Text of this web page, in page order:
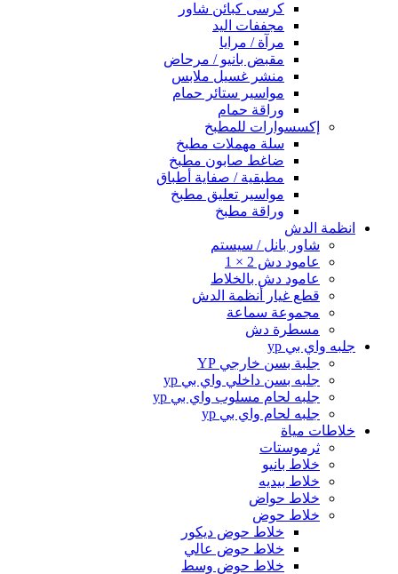
كرسى كبائن شاور
مجففات اليد
مرآة / مرايا
مقبض بانيو / مرحاض
منشر غسيل ملابس
مواسير ستائر حمام
وراقة حمام
إكسسوارات للمطبخ
سلة مهملات مطبخ
ضاغط صابون مطبخ
مطبقية / صفاية أطباق
مواسير تعليق مطبخ
وراقة مطبخ
انظمة الدش
شاور بانل / سيستم
عامود دش 2 × 1
عامود دش بالخلاط
قطع غيار أنظمة الدش
مجموعة سماعة
مسطرة دش
جلبه واي بي yp
جلبة بسن خارجي YP
جلبه بسن داخلي واي بي yp
جلبه لحام مسلوب واي بي yp
جلبه لحام واي بي yp
خلاطات مياة
ثرموستات
خلاط بانيو
خلاط بيديه
خلاط حواض
خلاط حوض
خلاط حوض ديكور
خلاط حوض عالي
خلاط حوض وسط